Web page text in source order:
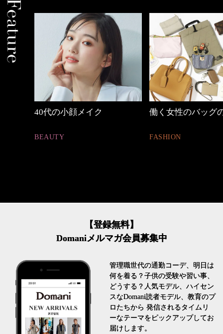
働く女性のバッグの中身
FASHION
優木まおみさん「
【登録無料】
Domaniメルマガ会員募集中
管理職世代の通勤コーデ、明日は
何を着る？子供の受験や習い事、
どうする？人気モデル、ハイセン
スなDomani読者モデル、教育のプ
ロたちから 発信されるタイムリ
ーなテーマをピックアップしてお
届けします。